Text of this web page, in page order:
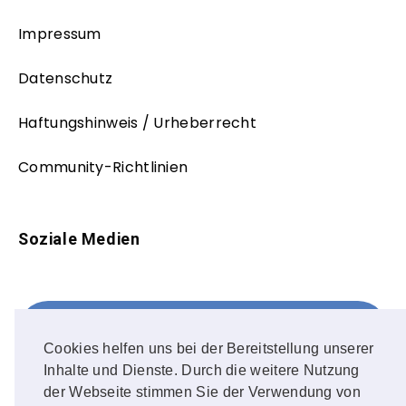
Cookies helfen uns bei der Bereitstellung unserer
Inhalte und Dienste. Durch die weitere Nutzung
der Webseite stimmen Sie der Verwendung von
Impressum
Datenschutz
Haftungshinweis / Urheberrecht
Community-Richtlinien
Soziale Medien
FOLLOW ME!
Instagram